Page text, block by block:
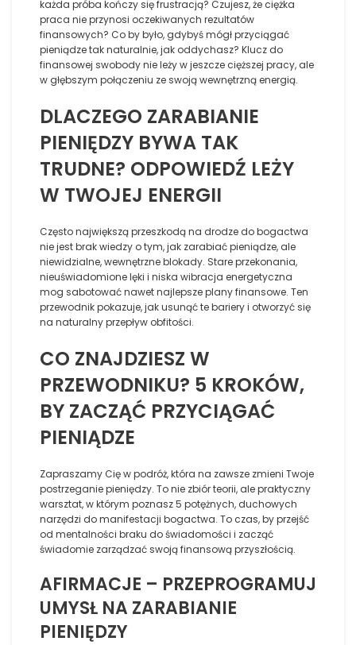
każda próba kończy się frustracją? Czujesz, że ciężka
praca nie przynosi oczekiwanych rezultatów
finansowych? Co by było, gdybyś mógł przyciągać
pieniądze tak naturalnie, jak oddychasz? Klucz do
finansowej swobody nie leży w jeszcze cięższej pracy, ale
w głębszym połączeniu ze swoją wewnętrzną energią.
DLACZEGO ZARABIANIE
PIENIĘDZY BYWA TAK
TRUDNE? ODPOWIEDŹ LEŻY
W TWOJEJ ENERGII
Często największą przeszkodą na drodze do bogactwa
nie jest brak wiedzy o tym, jak zarabiać pieniądze, ale
niewidzialne, wewnętrzne blokady. Stare przekonania,
nieuświadomione lęki i niska wibracja energetyczna
mog sabotować nawet najlepsze plany finansowe. Ten
przewodnik pokazuje, jak usunąć te bariery i otworzyć się
na naturalny przepływ obfitości.
CO ZNAJDZIESZ W
PRZEWODNIKU? 5 KROKÓW,
BY ZACZĄĆ PRZYCIĄGAĆ
PIENIĄDZE
Zapraszamy Cię w podróż, która na zawsze zmieni Twoje
postrzeganie pieniędzy. To nie zbiór teorii, ale praktyczny
warsztat, w którym poznasz 5 potężnych, duchowych
narzędzi do manifestacji bogactwa. To czas, by przejść
od mentalności braku do świadomości i zacząć
świadomie zarządzać swoją finansową przyszłością.
AFIRMACJE – PRZEPROGRAMUJ
UMYSŁ NA ZARABIANIE
PIENIĘDZY